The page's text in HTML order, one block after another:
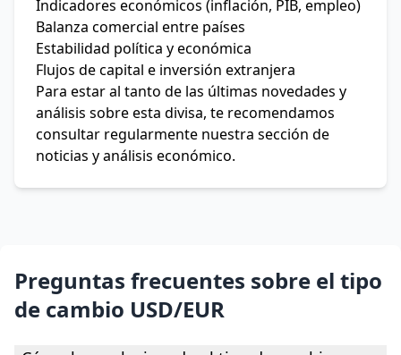
Indicadores económicos (inflación, PIB, empleo)
Balanza comercial entre países
Estabilidad política y económica
Flujos de capital e inversión extranjera
Para estar al tanto de las últimas novedades y
análisis sobre esta divisa, te recomendamos
consultar regularmente nuestra sección de
noticias y análisis económico.
Preguntas frecuentes sobre el tipo
de cambio USD/EUR